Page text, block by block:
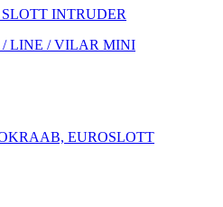
SLOTT INTRUDER
LINE / VILAR MINI
EUROSLOTT